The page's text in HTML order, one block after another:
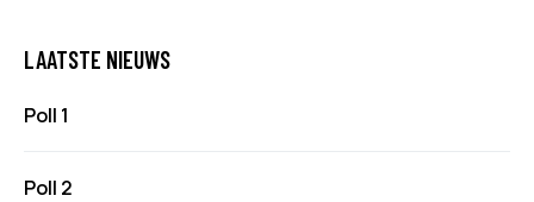
LAATSTE NIEUWS
Poll 1
Poll 2